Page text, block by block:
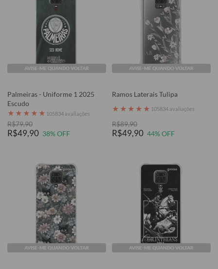
AVISE-ME QUANDO VOLTAR
Palmeiras - Uniforme 1 2025
Escudo
★ ★ ★ ★ ★ 105834 avaliações
R$79,90
R$49,90 38% OFF
AVISE-ME QUANDO VOLTAR
Ramos Laterais Tulipa
★ ★ ★ ★ ★ 105834 avaliações
R$89,90
R$49,90 44% OFF
AVISE-ME QUANDO VOLTAR AVISE-ME QUANDO VOLTAR